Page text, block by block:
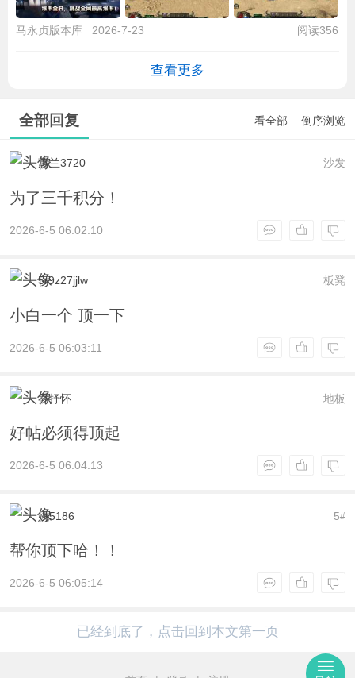
马永贞版本库 2026-7-23 阅读356
查看更多
全部回复 看全部 倒序浏览
沙发
蕙兰3720
为了三千积分！
2026-6-5 06:02:10
板凳
5r9z27jjlw
小白一个 顶一下
2026-6-5 06:03:11
地板
乔抒怀
好帖必须得顶起
2026-6-5 06:04:13
5#
姚5186
帮你顶下哈！！
2026-6-5 06:05:14
已经到底了，点击回到本文第一页